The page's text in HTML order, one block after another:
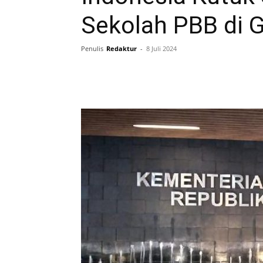
Sekolah PBB di
Penulis Redaktur - 8 Juli 2024